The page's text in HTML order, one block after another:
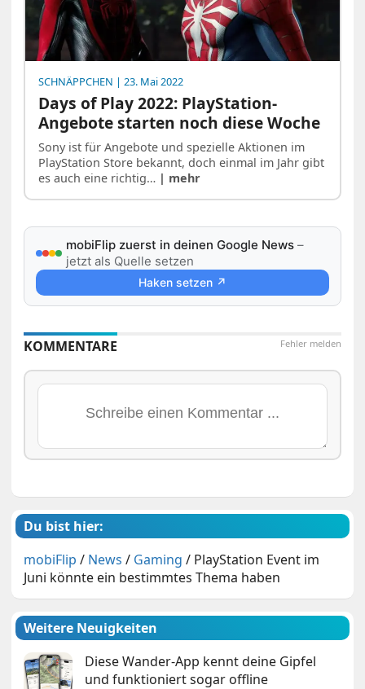
SCHNÄPPCHEN | 23. Mai 2022
Days of Play 2022: PlayStation-
Angebote starten noch diese Woche
Sony ist für Angebote und spezielle Aktionen im
PlayStation Store bekannt, doch einmal im Jahr gibt
es auch eine richtig… | mehr
mobiFlip zuerst in deinen Google News –
jetzt als Quelle setzen
Haken setzen ↗
Fehler melden
KOMMENTARE
Du bist hier:
mobiFlip / News / Gaming / PlayStation Event im
Juni könnte ein bestimmtes Thema haben
Weitere Neuigkeiten
Diese Wander-App kennt deine Gipfel
und funktioniert sogar offline